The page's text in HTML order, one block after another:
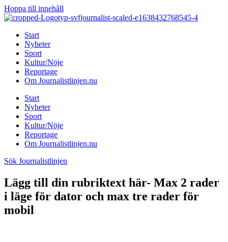
Hoppa till innehåll
Start
Nyheter
Sport
Kultur/Nöje
Reportage
Om Journalistlinjen.nu
Start
Nyheter
Sport
Kultur/Nöje
Reportage
Om Journalistlinjen.nu
Sök Journalistlinjen
Lägg till din rubriktext här- Max 2 rader
i läge för dator och max tre rader för
mobil